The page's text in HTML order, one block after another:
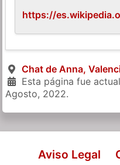
https://
Chat de Anna,
Esta página fue
Agosto, 2022.
Aviso Legal